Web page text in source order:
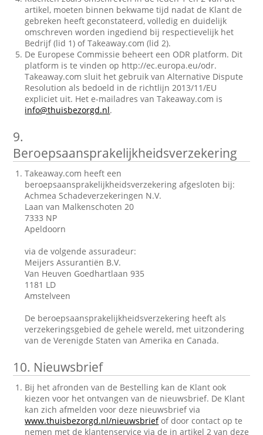
artikel, moeten binnen bekwame tijd nadat de Klant de
gebreken heeft geconstateerd, volledig en duidelijk
omschreven worden ingediend bij respectievelijk het
Bedrijf (lid 1) of Takeaway.com (lid 2).
De Europese Commissie beheert een ODR platform. Dit
platform is te vinden op http://ec.europa.eu/odr.
Takeaway.com sluit het gebruik van Alternative Dispute
Resolution als bedoeld in de richtlijn 2013/11/EU
expliciet uit. Het e-mailadres van Takeaway.com is
info@thuisbezorgd.nl.
9.
Beroepsaansprakelijkheidsverzekering
Takeaway.com heeft een
beroepsaansprakelijkheidsverzekering afgesloten bij:
Achmea Schadeverzekeringen N.V.
Laan van Malkenschoten 20
7333 NP
Apeldoorn
via de volgende assuradeur:
Meijers Assurantiën B.V.
Van Heuven Goedhartlaan 935
1181 LD
Amstelveen
De beroepsaansprakelijkheidsverzekering heeft als
verzekeringsgebied de gehele wereld, met uitzondering
van de Verenigde Staten van Amerika en Canada.
10. Nieuwsbrief
Bij het afronden van de Bestelling kan de Klant ook
kiezen voor het ontvangen van de nieuwsbrief. De Klant
kan zich afmelden voor deze nieuwsbrief via
www.thuisbezorgd.nl/nieuwsbriefof door contact op te
nemen met de klantenservice via de in artikel 2 van deze